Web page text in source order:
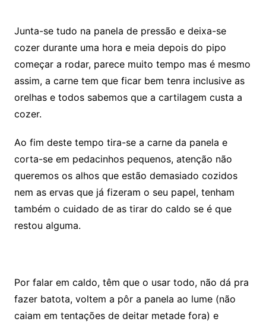
Junta-se tudo na panela de pressão e deixa-se
cozer durante uma hora e meia depois do pipo
começar a rodar, parece muito tempo mas é mesmo
assim, a carne tem que ficar bem tenra inclusive as
orelhas e todos sabemos que a cartilagem custa a
cozer.
Ao fim deste tempo tira-se a carne da panela e
corta-se em pedacinhos pequenos, atenção não
queremos os alhos que estão demasiado cozidos
nem as ervas que já fizeram o seu papel, tenham
também o cuidado de as tirar do caldo se é que
restou alguma.
Por falar em caldo, têm que o usar todo, não dá pra
fazer batota, voltem a pôr a panela ao lume (não
caiam em tentações de deitar metade fora) e